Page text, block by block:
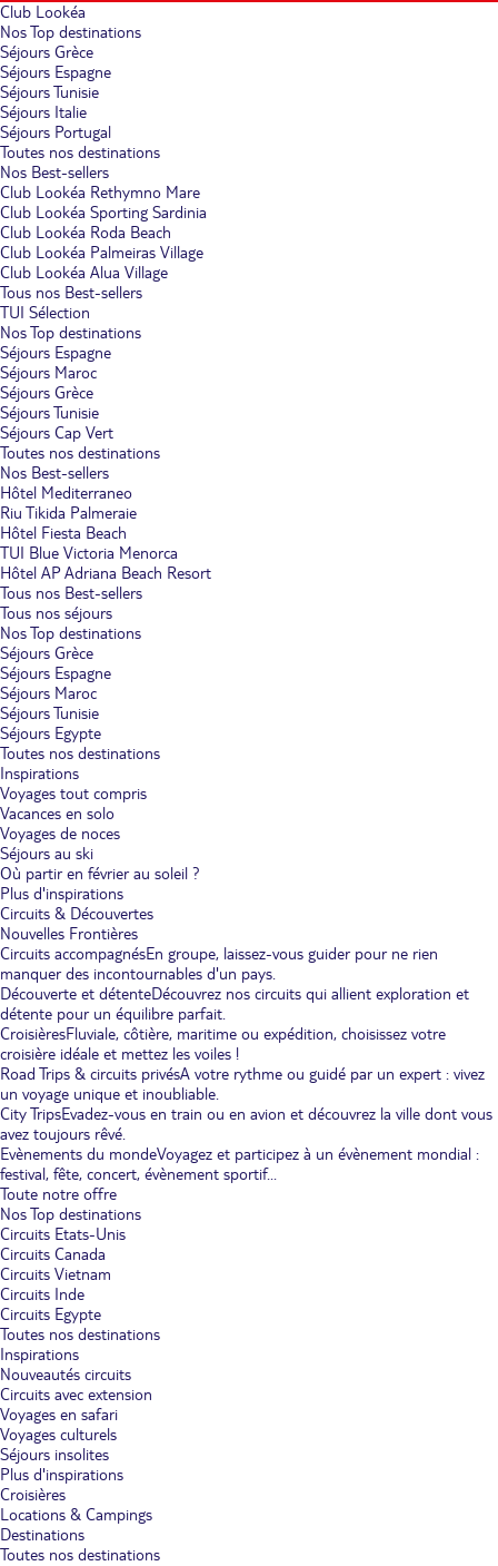
Club Lookéa
Nos Top destinations
Séjours Grèce
Séjours Espagne
Séjours Tunisie
Séjours Italie
Séjours Portugal
Toutes nos destinations
Nos Best-sellers
Club Lookéa Rethymno Mare
Club Lookéa Sporting Sardinia
Club Lookéa Roda Beach
Club Lookéa Palmeiras Village
Club Lookéa Alua Village
Tous nos Best-sellers
TUI Sélection
Nos Top destinations
Séjours Espagne
Séjours Maroc
Séjours Grèce
Séjours Tunisie
Séjours Cap Vert
Toutes nos destinations
Nos Best-sellers
Hôtel Mediterraneo
Riu Tikida Palmeraie
Hôtel Fiesta Beach
TUI Blue Victoria Menorca
Hôtel AP Adriana Beach Resort
Tous nos Best-sellers
Tous nos séjours
Nos Top destinations
Séjours Grèce
Séjours Espagne
Séjours Maroc
Séjours Tunisie
Séjours Egypte
Toutes nos destinations
Inspirations
Voyages tout compris
Vacances en solo
Voyages de noces
Séjours au ski
Où partir en février au soleil ?
Plus d'inspirations
Circuits & Découvertes
Nouvelles Frontières
Circuits accompagnésEn groupe, laissez-vous guider pour ne rien
manquer des incontournables d'un pays.
Découverte et détenteDécouvrez nos circuits qui allient exploration et
détente pour un équilibre parfait.
CroisièresFluviale, côtière, maritime ou expédition, choisissez votre
croisière idéale et mettez les voiles !
Road Trips & circuits privésA votre rythme ou guidé par un expert : vivez
un voyage unique et inoubliable.
City TripsEvadez-vous en train ou en avion et découvrez la ville dont vous
avez toujours rêvé.
Evènements du mondeVoyagez et participez à un évènement mondial :
festival, fête, concert, évènement sportif...
Toute notre offre
Nos Top destinations
Circuits Etats-Unis
Circuits Canada
Circuits Vietnam
Circuits Inde
Circuits Egypte
Toutes nos destinations
Inspirations
Nouveautés circuits
Circuits avec extension
Voyages en safari
Voyages culturels
Séjours insolites
Plus d'inspirations
Croisières
Locations & Campings
Destinations
Toutes nos destinations